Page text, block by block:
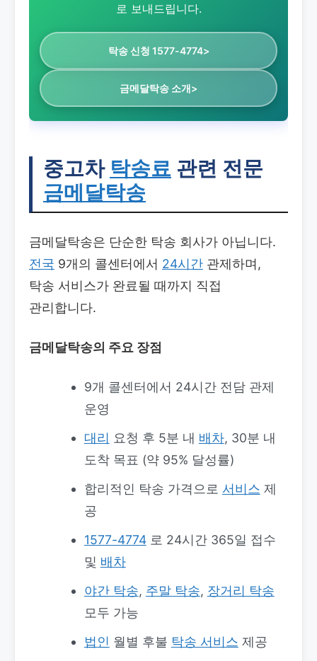
로 보내드립니다.
탁송 신청 1577-4774>
금메달탁송 소개>
중고차 탁송료 관련 전문
금메달탁송
금메달탁송은 단순한 탁송 회사가 아닙니다.
전국 9개의 콜센터에서 24시간 관제하며,
탁송 서비스가 완료될 때까지 직접
관리합니다.
금메달탁송의 주요 장점
9개 콜센터에서 24시간 전담 관제
운영
대리 요청 후 5분 내 배차, 30분 내
도착 목표 (약 95% 달성률)
합리적인 탁송 가격으로 서비스 제
공
1577-4774로 24시간 365일 접수
및 배차
야간 탁송, 주말 탁송, 장거리 탁송
모두 가능
법인 월별 후불 탁송 서비스 제공